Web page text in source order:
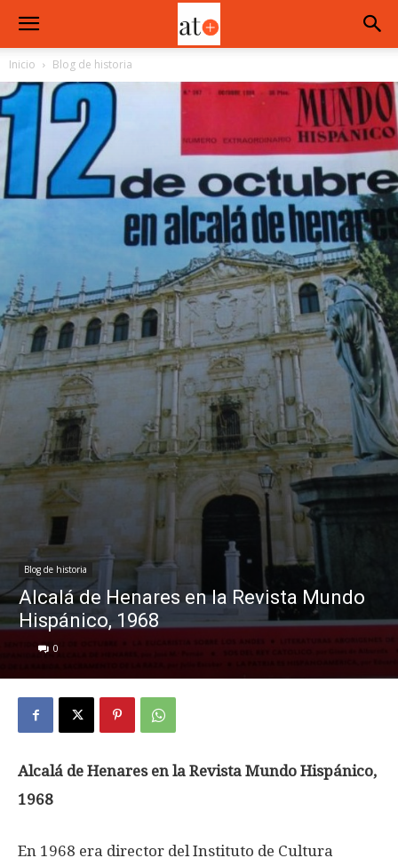
Inicio Blog de historia
Blog de historia
Alcalá de Henares en la Revista Mundo
Hispánico, 1968
0
Alcalá de Henares en la Revista Mundo Hispánico,
1968
En 1968 era director del Instituto de Cultura